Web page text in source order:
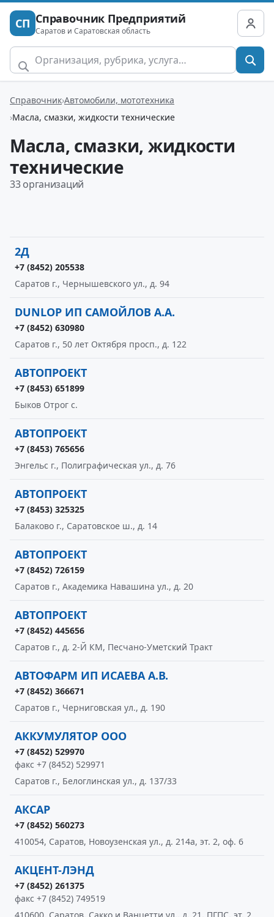
СП Справочник Предприятий
Саратов и Саратовская область
Справочник Автомобили, мототехника
Масла, смазки, жидкости технические
Масла, смазки, жидкости
технические
33 организаций
2Д
+7 (8452) 205538
Саратов г., Чернышевского ул., д. 94
DUNLOP ИП САМОЙЛОВ А.А.
+7 (8452) 630980
Саратов г., 50 лет Октября просп., д. 122
АВТОПРОЕКТ
+7 (8453) 651899
Быков Отрог с.
АВТОПРОЕКТ
+7 (8453) 765656
Энгельс г., Полиграфическая ул., д. 76
АВТОПРОЕКТ
+7 (8453) 325325
Балаково г., Саратовское ш., д. 14
АВТОПРОЕКТ
+7 (8452) 726159
Саратов г., Академика Навашина ул., д. 20
АВТОПРОЕКТ
+7 (8452) 445656
Саратов г., д. 2-Й КМ, Песчано-Уметский Тракт
АВТОФАРМ ИП ИСАЕВА А.В.
+7 (8452) 366671
Саратов г., Черниговская ул., д. 190
АККУМУЛЯТОР ООО
+7 (8452) 529970
факс +7 (8452) 529971
Саратов г., Белоглинская ул., д. 137/33
АКСАР
+7 (8452) 560273
410054, Саратов, Новоузенская ул., д. 214а, эт. 2, оф. 6
АКЦЕНТ-ЛЭНД
+7 (8452) 261375
факс +7 (8452) 749519